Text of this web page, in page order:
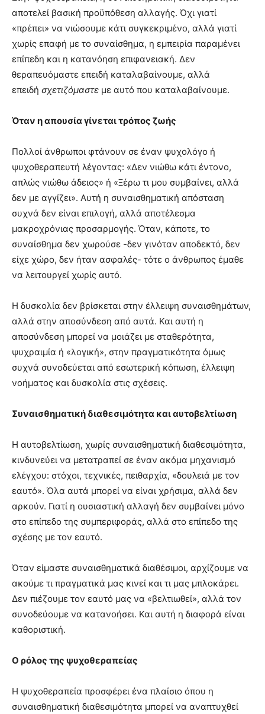
αποτελεί βασική προϋπόθεση αλλαγής. Όχι γιατί
«πρέπει» να νιώσουμε κάτι συγκεκριμένο, αλλά γιατί
χωρίς επαφή με το συναίσθημα, η εμπειρία παραμένει
επίπεδη και η κατανόηση επιφανειακή. Δεν
θεραπευόμαστε επειδή καταλαβαίνουμε, αλλά
επειδή σχετιζόμαστε με αυτό που καταλαβαίνουμε.
Όταν η απουσία γίνεται τρόπος ζωής
Πολλοί άνθρωποι φτάνουν σε έναν ψυχολόγο ή
ψυχοθεραπευτή λέγοντας: «Δεν νιώθω κάτι έντονο,
απλώς νιώθω άδειος» ή «Ξέρω τι μου συμβαίνει, αλλά
δεν με αγγίζει». Αυτή η συναισθηματική απόσταση
συχνά δεν είναι επιλογή, αλλά αποτέλεσμα
μακροχρόνιας προσαρμογής. Όταν, κάποτε, το
συναίσθημα δεν χωρούσε -δεν γινόταν αποδεκτό, δεν
είχε χώρο, δεν ήταν ασφαλές- τότε ο άνθρωπος έμαθε
να λειτουργεί χωρίς αυτό.
Η δυσκολία δεν βρίσκεται στην έλλειψη συναισθημάτων,
αλλά στην αποσύνδεση από αυτά. Και αυτή η
αποσύνδεση μπορεί να μοιάζει με σταθερότητα,
ψυχραιμία ή «λογική», στην πραγματικότητα όμως
συχνά συνοδεύεται από εσωτερική κόπωση, έλλειψη
νοήματος και δυσκολία στις σχέσεις.
Συναισθηματική διαθεσιμότητα και αυτοβελτίωση
Η αυτοβελτίωση, χωρίς συναισθηματική διαθεσιμότητα,
κινδυνεύει να μετατραπεί σε έναν ακόμα μηχανισμό
ελέγχου: στόχοι, τεχνικές, πειθαρχία, «δουλειά με τον
εαυτό». Όλα αυτά μπορεί να είναι χρήσιμα, αλλά δεν
αρκούν. Γιατί η ουσιαστική αλλαγή δεν συμβαίνει μόνο
στο επίπεδο της συμπεριφοράς, αλλά στο επίπεδο της
σχέσης με τον εαυτό.
Όταν είμαστε συναισθηματικά διαθέσιμοι, αρχίζουμε να
ακούμε τι πραγματικά μας κινεί και τι μας μπλοκάρει.
Δεν πιέζουμε τον εαυτό μας να «βελτιωθεί», αλλά τον
συνοδεύουμε να κατανοήσει. Και αυτή η διαφορά είναι
καθοριστική.
Ο ρόλος της ψυχοθεραπείας
Η ψυχοθεραπεία προσφέρει ένα πλαίσιο όπου η
συναισθηματική διαθεσιμότητα μπορεί να αναπτυχθεί